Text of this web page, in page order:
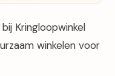
Kringloopwinkel
winkelen voor